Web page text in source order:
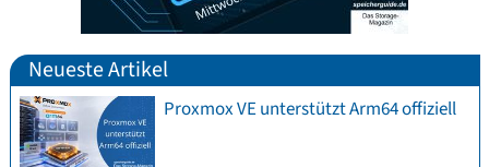
Neueste Artikel
Proxmox VE unterstützt Arm64 offiziell